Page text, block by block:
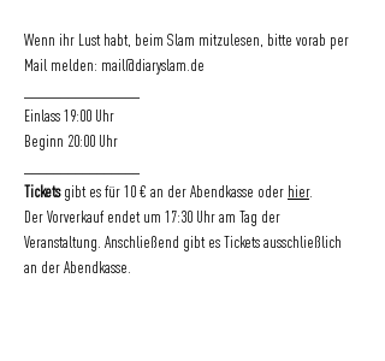
Wenn ihr Lust habt, beim Slam mitzulesen, bitte vorab per
Mail melden: mail@diaryslam.de
Einlass 19:00 Uhr
Beginn 20:00 Uhr
Tickets gibt es für 10 € an der Abendkasse oder hier.
Der Vorverkauf endet um 17:30 Uhr am Tag der
Veranstaltung. Anschließend gibt es Tickets ausschließlich
an der Abendkasse.